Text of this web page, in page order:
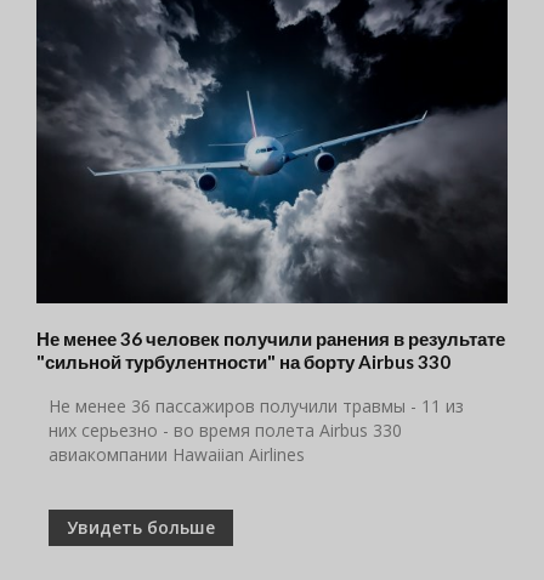
Не менее 36 человек получили ранения в результате
"сильной турбулентности" на борту Airbus 330
Не менее 36 пассажиров получили травмы - 11 из
них серьезно - во время полета Airbus 330
авиакомпании Hawaiian Airlines
Увидеть больше